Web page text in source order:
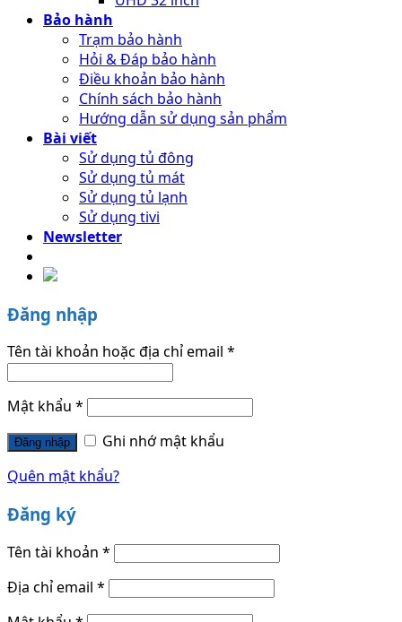
Bảo hành
Trạm bảo hành
Hỏi & Đáp bảo hành
Điều khoản bảo hành
Chính sách bảo hành
Hướng dẫn sử dụng sản phẩm
Bài viết
Sử dụng tủ đông
Sử dụng tủ mát
Sử dụng tủ lạnh
Sử dụng tivi
Newsletter
Đăng nhập
Tên tài khoản hoặc địa chỉ email *
Mật khẩu *
Đăng nhập
Ghi nhớ mật khẩu
Quên mật khẩu?
Đăng ký
Tên tài khoản *
Địa chỉ email *